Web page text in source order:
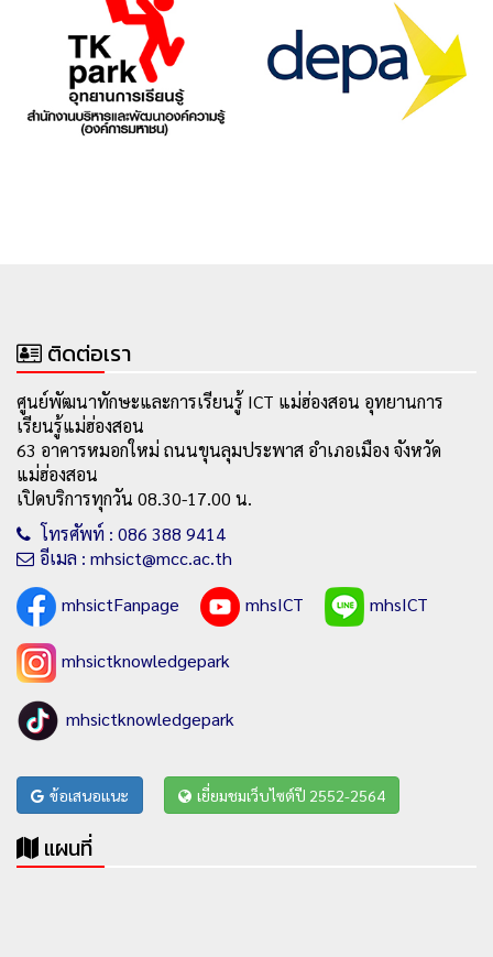
ติดต่อเรา
ศูนย์พัฒนาทักษะและการเรียนรู้ ICT แม่ฮ่องสอน อุทยานการ
เรียนรู้แม่ฮ่องสอน
63 อาคารหมอกใหม่ ถนนขุนลุมประพาส อำเภอเมือง จังหวัด
แม่ฮ่องสอน
เปิดบริการทุกวัน 08.30-17.00 น.
โทรศัพท์ : 086 388 9414
อีเมล : mhsict@mcc.ac.th
mhsictFanpage
mhsICT mhsICT
mhsictknowledgepark
mhsictknowledgepark
ข้อเสนอแนะ เยี่ยมชมเว็บไซต์ปี 2552-2564
แผนที่